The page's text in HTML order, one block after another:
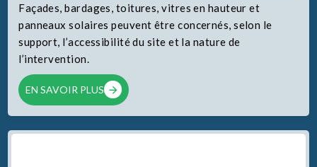
Façades, bardages, toitures, vitres en hauteur et
panneaux solaires peuvent être concernés, selon le
support, l’accessibilité du site et la nature de
l’intervention.
EN SAVOIR PLUS